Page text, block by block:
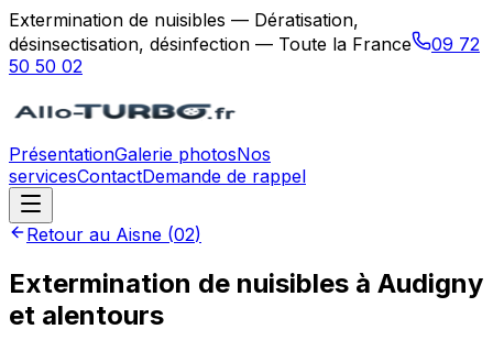
Extermination de nuisibles — Dératisation,
désinsectisation, désinfection — Toute la France
09 72
50 50 02
PrésentationGalerie photosNos
servicesContactDemande de rappel
Retour au Aisne (02)
Extermination de nuisibles à Audigny
et alentours